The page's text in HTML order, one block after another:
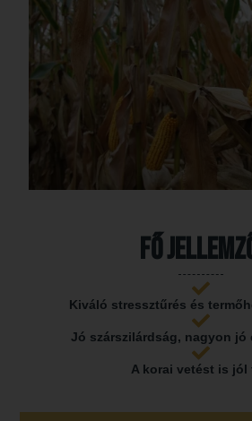
Fő
Kiváló stressztűrés és
Jó szárszilárdság, nagyon jó
A korai vetést is jól